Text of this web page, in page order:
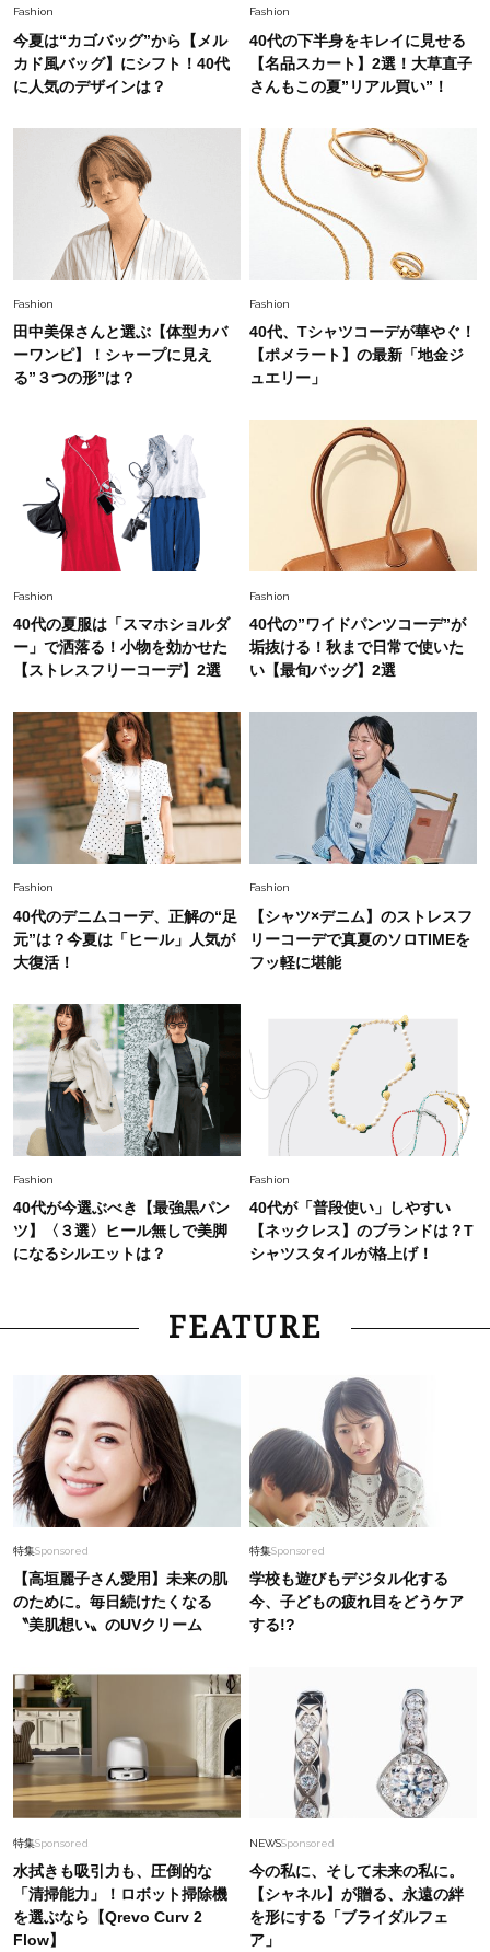
中村ゆりさん「40代になり、やっと“仕事以外の
幸福感”に目が向いた」ライフスタイルも、服も
Fashion
白黒でもこんなに華やぐ！40代、夏の「甘めト
ップス×パンツ」コーデ〈3選〉
Fashion
40代の夏通勤はこれ１着！「きちんと感」も
「オシャレ」も整うトレンドトップス〈4選〉
Fashion 2026.5.29
今、40代の「メガネ＆サングラス」のトレンド
Fashion 2026.8.5
オシャレ40代の【ワンピ＆オールインワン】最
旬着こなし3選。地味見え回避のコツは「バッグ
選び」！
いめハーフパンツでモードに昇華
スタイリストが本気で推す！40代がほどよく華
やぐ【甘め黒アイテム】3選
Fashion 2026.7.25
26年夏は「小ぶり」が大流行中！人と被らない
【最旬かごバッグ】6選
Fashion
今夏は“カゴバッグ”から【メル
カド風バッグ】にシフト！40代
に人気のデザインは？
Fashion
40代の下半身をキレイに見せる
【名品スカート】2選！大草直子
さんもこの夏”リアル買い”！
Fashion
田中美保さんと選ぶ【体型カバ
ーワンピ】！シャープに見え
る”３つの形”は？
Fashion
40代、Tシャツコーデが華やぐ！
【ポメラート】の最新「地金ジ
ュエリー」
Fashion
40代の夏服は「スマホショルダ
ー」で洒落る！小物を効かせた
【ストレスフリーコーデ】2選
Fashion
40代の”ワイドパンツコーデ”が
垢抜ける！秋まで日常で使いた
い【最旬バッグ】2選
Fashion
40代のデニムコーデ、正解の“足
元”は？今夏は「ヒール」人気が
大復活！
Fashion
【シャツ×デニム】のストレスフ
リーコーデで真夏のソロTIMEを
フッ軽に堪能
Fashion
40代が今選ぶべき【最強黒パン
ツ】〈３選〉ヒール無しで美脚
になるシルエットは？
Fashion
40代が「普段使い」しやすい
【ネックレス】のブランドは？T
シャツスタイルが格上げ！
FEATURE
特集Sponsored
【高垣麗子さん愛用】未来の肌
のために。毎日続けたくなる
〝美肌想い〟のUVクリーム
特集Sponsored
学校も遊びもデジタル化する
今、子どもの疲れ目をどうケア
する!?
特集Sponsored
水拭きも吸引力も、圧倒的な
「清掃能力」！ロボット掃除機
を選ぶなら【Qrevo Curv 2
Flow】
NEWSSponsored
今の私に、そして未来の私に。
【シャネル】が贈る、永遠の絆
を形にする「ブライダルフェ
ア」